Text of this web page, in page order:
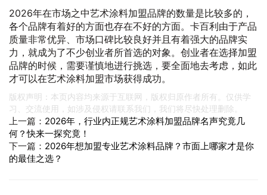
2026年在市场之中艺术涂料加盟品牌的数量是比较多的，
各个品牌有着好的方面也存在不好的方面。卡百利由于产品
质量非常优异、市场口碑比较良好并且有着强大的品牌实
力，就成为了不少创业者所首选的对象。创业者在选择加盟
品牌的时候，需要谨慎地进行挑选，要全面地去考虑，如此
才可以在艺术涂料加盟市场获得成功。
版权声明：本页内容均来源于互联网，版权归原作者所有。仅供学
习、交流使用，如涉及侵权请联系我们，我们将尽快处理删除。
上一篇： 2026年，行业内正规艺术涂料加盟品牌名声究竟几
何？快来一探究竟！
下一篇： 2026年想加盟专业艺术涂料品牌？市面上哪家才是你
的最佳之选？